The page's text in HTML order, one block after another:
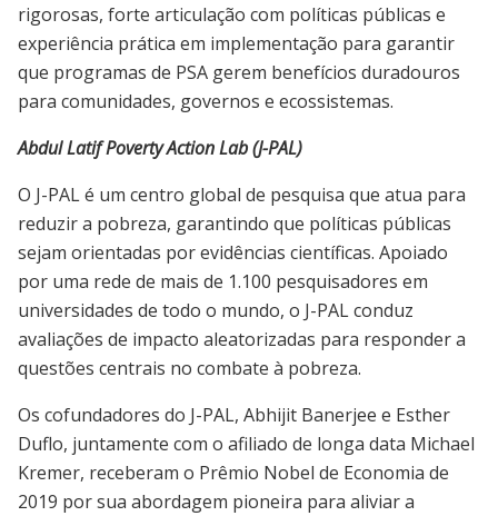
rigorosas, forte articulação com políticas públicas e
experiência prática em implementação para garantir
que programas de PSA gerem benefícios duradouros
para comunidades, governos e ecossistemas.
Abdul Latif Poverty Action Lab (J-PAL)
O J-PAL é um centro global de pesquisa que atua para
reduzir a pobreza, garantindo que políticas públicas
sejam orientadas por evidências científicas. Apoiado
por uma rede de mais de 1.100 pesquisadores em
universidades de todo o mundo, o J-PAL conduz
avaliações de impacto aleatorizadas para responder a
questões centrais no combate à pobreza.
Os cofundadores do J-PAL, Abhijit Banerjee e Esther
Duflo, juntamente com o afiliado de longa data Michael
Kremer, receberam o Prêmio Nobel de Economia de
2019 por sua abordagem pioneira para aliviar a